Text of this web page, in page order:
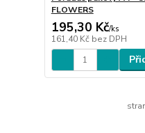
FLOWERS
195,30 Kč/ks
161,40 Kč bez DPH